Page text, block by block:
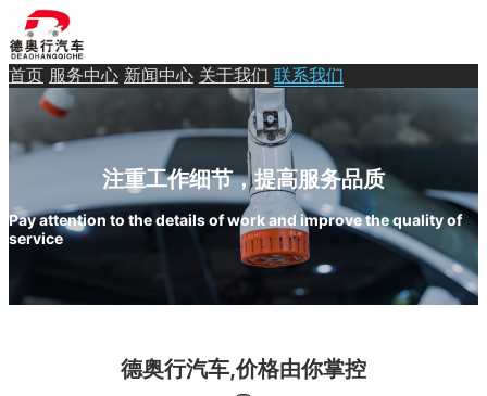
首页 服务中心 新闻中心 关于我们 联系我们
注重工作细节，提高服务品质
Pay attention to the details of work and improve the quality of
service
德奥行汽车,价格由你掌控